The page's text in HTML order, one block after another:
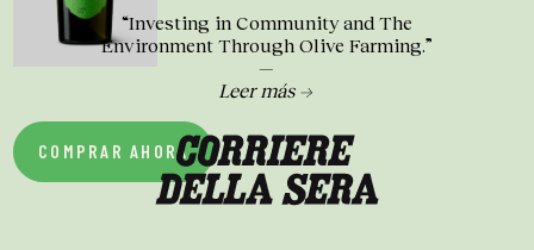
COMPRAR AHORA
“Investing in Community and The
Environment Through Olive Farming.”
—
Leer más →